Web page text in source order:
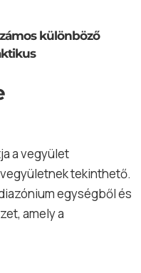
különböző
a vegyület
tekinthető.
egységből és
amely a